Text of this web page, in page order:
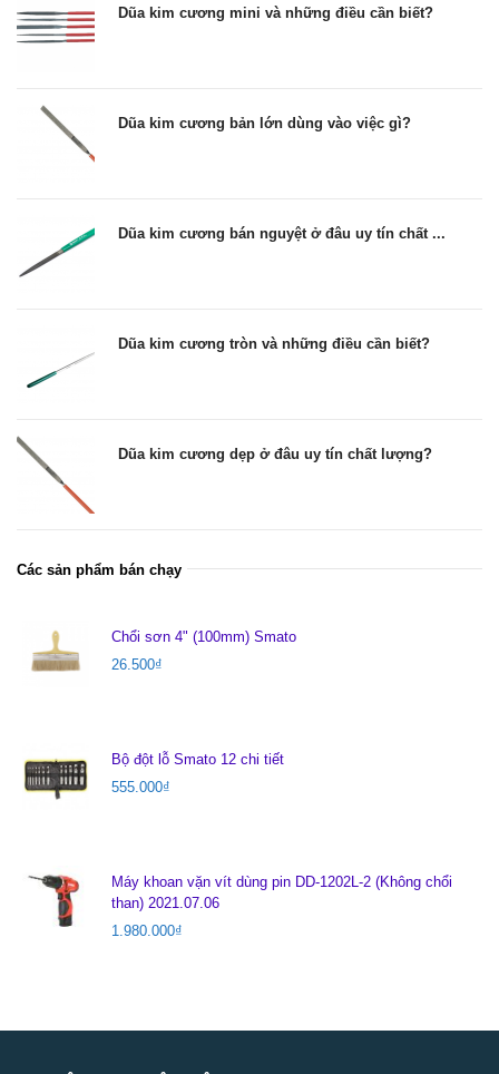
Dũa kim cương mini và những điều cần biết?
Dũa kim cương bản lớn dùng vào việc gì?
Dũa kim cương bán nguyệt ở đâu uy tín chất ...
Dũa kim cương tròn và những điều cần biết?
Dũa kim cương dẹp ở đâu uy tín chất lượng?
Các sản phẩm bán chạy
Chổi sơn 4" (100mm) Smato
26.500₫
Bộ đột lỗ Smato 12 chi tiết
555.000₫
Máy khoan vặn vít dùng pin DD-1202L-2 (Không chổi
than) 2021.07.06
1.980.000₫